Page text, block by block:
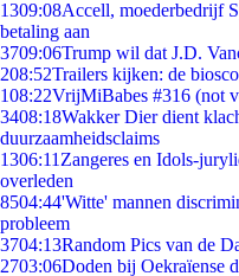
1309:08Accell, moederbedrijf
betaling aan
3709:06Trump wil dat J.D.
208:52Trailers kijken: de
108:22VrijMiBabes #316 (not
3408:18Wakker Dier dient
duurzaamheidsclaims
1306:11 Zangeres en Idols-
overleden
8504:44'Witte' mannen
probleem
3704:13Random Pics van de
2703:06Doden bij Oekraïense